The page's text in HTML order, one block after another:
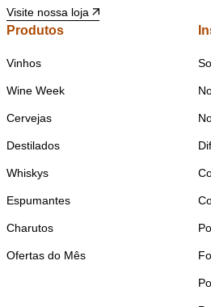
Visite nossa loja
Produtos
Vinhos
Wine Week
Cervejas
Destilados
Whiskys
Espumantes
Charutos
Ofertas do Mês